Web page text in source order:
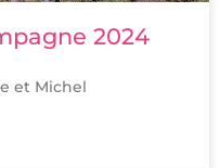
2024
et Michel